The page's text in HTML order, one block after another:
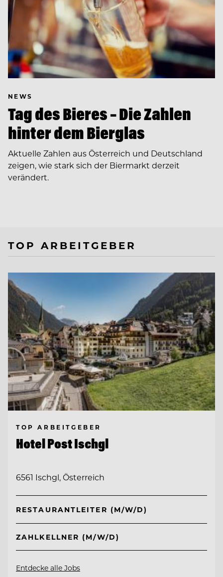
NEWS
Tag des Bieres – Die Zahlen
hinter dem Bierglas
Aktuelle Zahlen aus Österreich und Deutschland
zeigen, wie stark sich der Biermarkt derzeit
verändert.
TOP ARBEITGEBER
TOP ARBEITGEBER
Hotel Post Ischgl
6561 Ischgl, Österreich
RESTAURANTLEITER (M/W/D)
ZAHLKELLNER (M/W/D)
Entdecke alle Jobs